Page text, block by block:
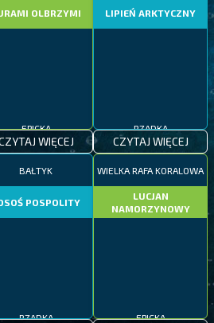
OLBRZYMI
WIĘCEJ
LIPIEŃ ARKTYCZNY
CZYTAJ WIĘCEJ
BAŁTYK
POSPOLITY
WIELKA RAFA KORALOWA
LUCJAN
NAMORZYNOWY